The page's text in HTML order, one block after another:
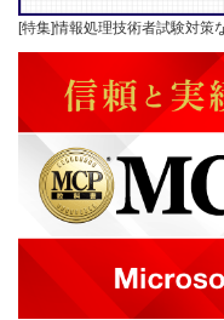
[特集]情報処理技術者試験対策